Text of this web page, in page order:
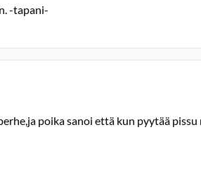
-tapani-
poika sanoi että kun pyytää